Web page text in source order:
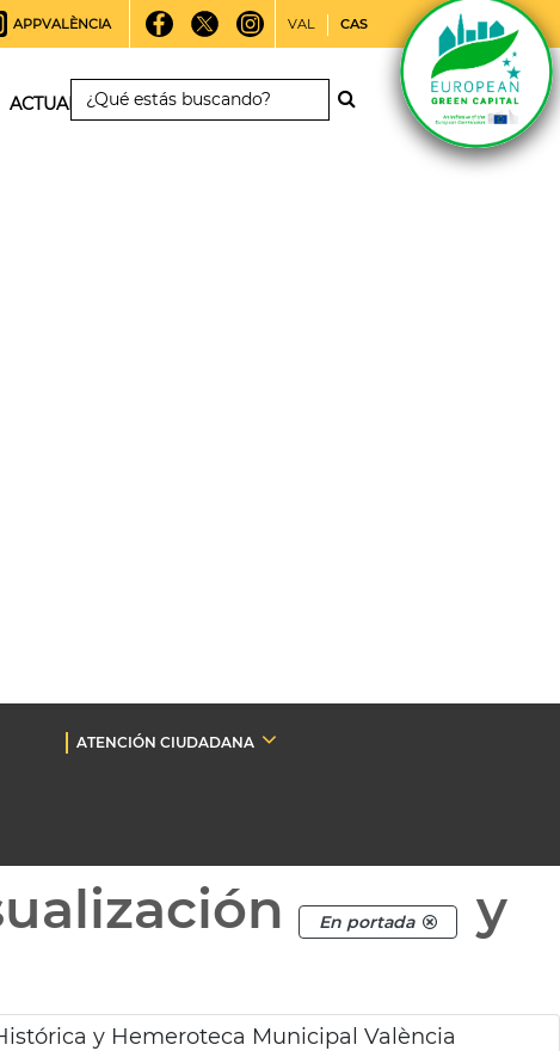
APPVALÈNCIA VAL CAS
ACTUALIDAD
ATENCIÓN CIUDADANA
En portada
y
y Hemeroteca Municipal València